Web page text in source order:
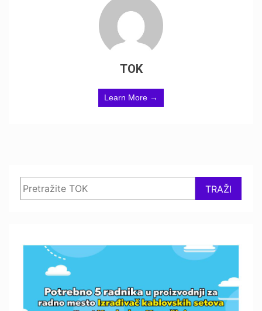
TOK
Learn More →
TRAŽI